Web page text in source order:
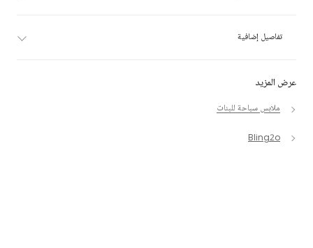
عرض المزيد
ملابس سباحة للبنات
Bling2o
تفاصيل إضافية